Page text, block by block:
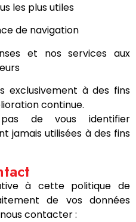
les plus utiles
de navigation
et nos services aux
exclusivement à des fins
continue.
de vous identifier
jamais utilisées à des fins
à cette politique de
de vos données
contacter :